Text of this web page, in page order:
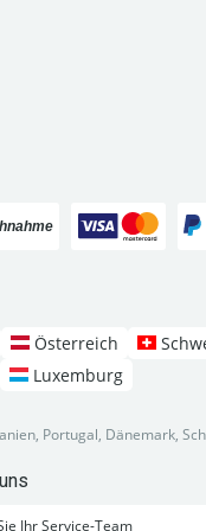
Österreich
Luxemburg
Portugal, Dänemark,
Ihr Service-Team